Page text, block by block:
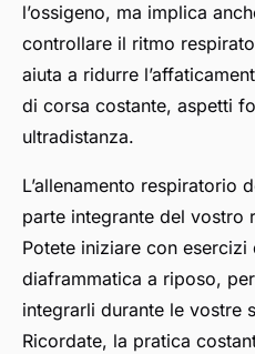
l’ossigeno, ma implica
controllare il ritmo
aiuta a ridurre
di corsa costante, aspetti
ultradistanza.
L’allenamento respiratorio
parte integrante del vostro
Potete iniziare con
diaframmatica a riposo,
integrarli durante le vostre
Ricordate, la pratica